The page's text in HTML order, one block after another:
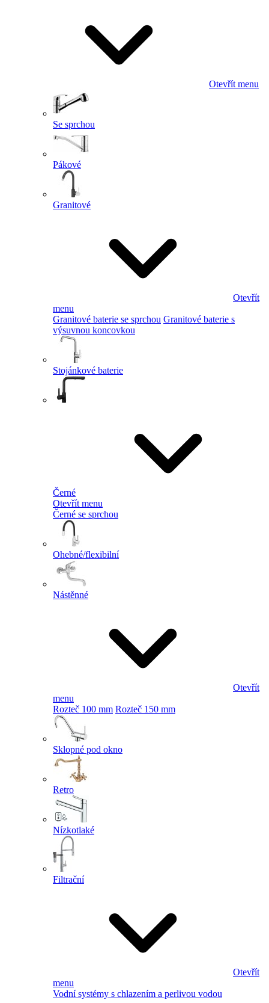
Otevřít menu
Se sprchou
Pákové
Granitové
Otevřít
menu
Granitové baterie se sprchou Granitové baterie s
výsuvnou koncovkou
Stojánkové baterie
Černé
Otevřít menu
Černé se sprchou
Ohebné/flexibilní
Nástěnné
Otevřít
menu
Rozteč 100 mm Rozteč 150 mm
Sklopné pod okno
Retro
Nízkotlaké
Filtrační
Otevřít
menu
Vodní systémy s chlazením a perlivou vodou